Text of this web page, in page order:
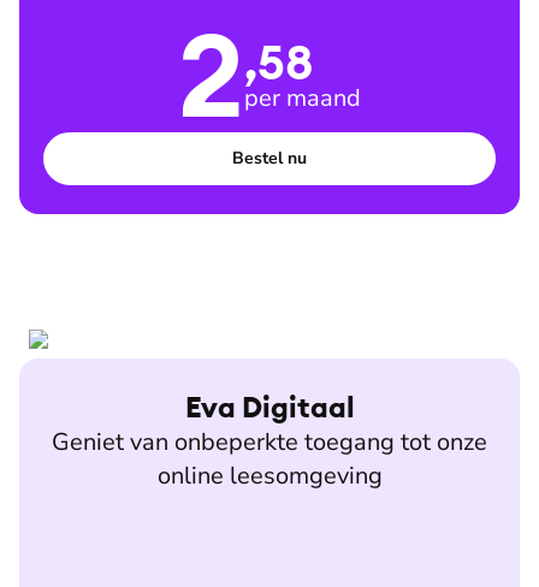
2,58
per maand
Bestel nu
Eva Digitaal
Geniet van onbeperkte toegang tot onze
online leesomgeving